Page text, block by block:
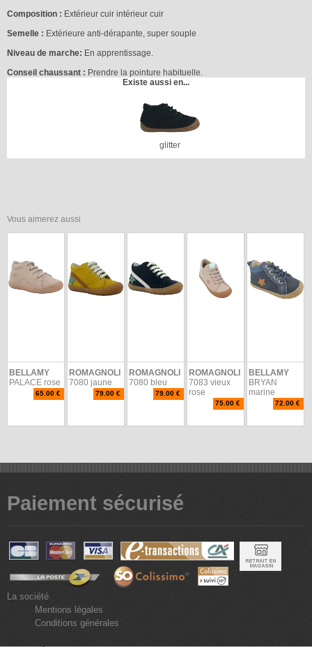
Composition : Extérieur cuir intérieur cuir
Semelle : Extérieure anti-dérapante, super souple
Niveau de marche: En apprentissage.
Conseil chaussant : Prendre la pointure habituelle.
Existe aussi en...
glitter
Vous aimerez aussi
BELLAMY
PALACE rose
65.00 €
ROMAGNOLI
7080 jaune
79.00 €
ROMAGNOLI
7080 bleu
79.00 €
ROMAGNOLI
7083 vieux
rose
75.00 €
BELLAMY
BRYAN
marine
72.00 €
Paiement sécurisé
La société
Mentions légales
Conditions générales